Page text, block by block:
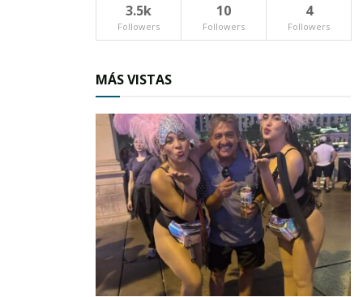
3.5k
Followers
10
Followers
4
Followers
MÁS VISTAS